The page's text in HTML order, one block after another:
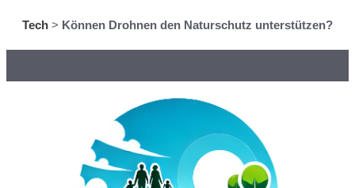
Tech > Können Drohnen den Naturschutz unterstützen?